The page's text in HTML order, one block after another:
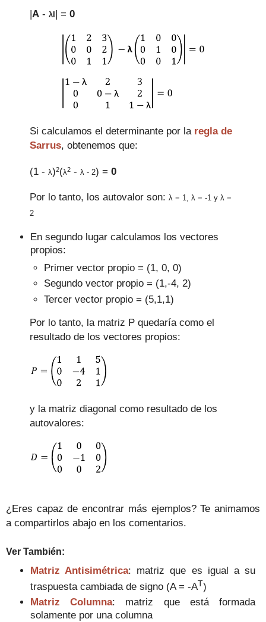
|A - λI | = 0
Si calculamos el determinante por la regla de
Sarrus, obtenemos que:
(1 - λ)2(λ2 - λ - 2) = 0
Por lo tanto, los autovalor son: λ = 1, λ = -1 y λ =
2
En segundo lugar calculamos los vectores
propios:
Primer vector propio = (1, 0, 0)
Segundo vector propio = (1,-4, 2)
Tercer vector propio = (5,1,1)
Por lo tanto, la matriz P quedaría como el
resultado de los vectores propios:
y la matriz diagonal como resultado de los
autovalores:
¿Eres capaz de encontrar más ejemplos? Te animamos
a compartirlos abajo en los comentarios.
Ver También:
Matriz Antisimétrica: matriz que es igual a su
traspuesta cambiada de signo (A = -AT)
Matriz Columna: matriz que está formada
solamente por una columna